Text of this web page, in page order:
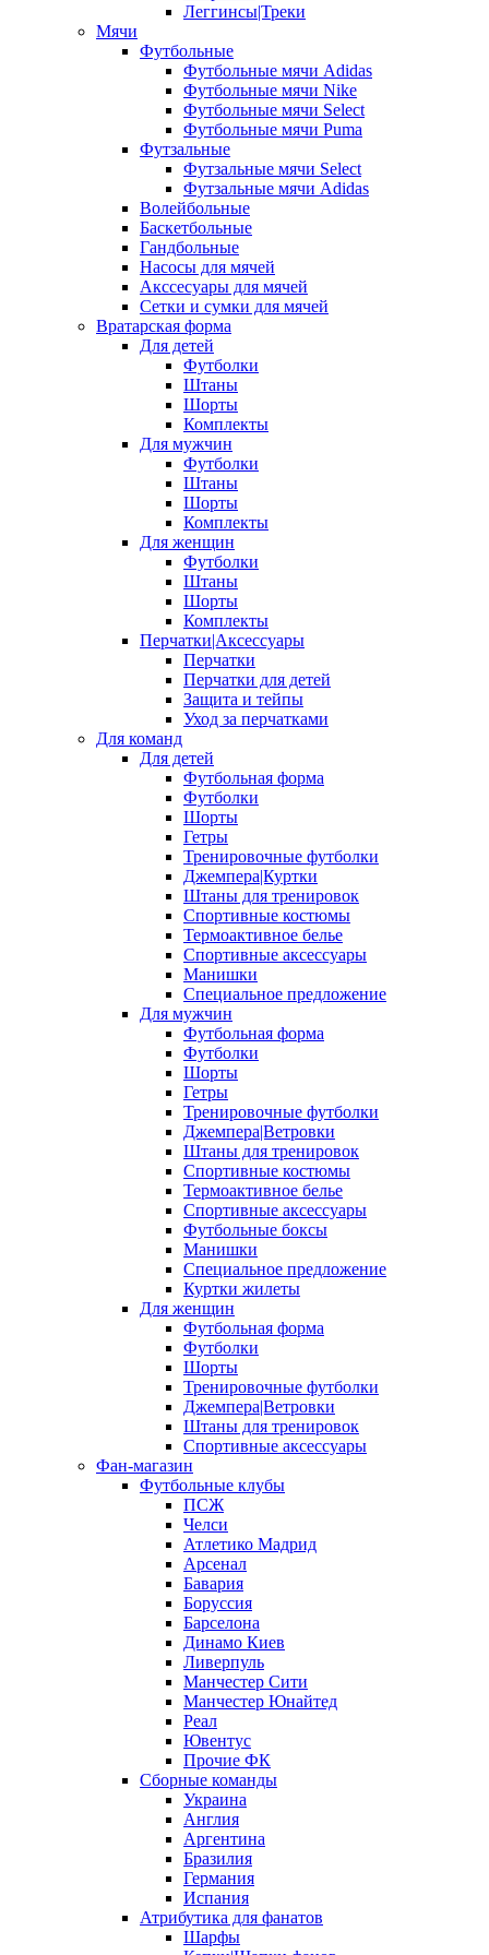
Леггинсы|Треки
Мячи
Футбольные
Футбольные мячи Adidas
Футбольные мячи Nike
Футбольные мячи Select
Футбольные мячи Puma
Футзальные
Футзальные мячи Select
Футзальные мячи Adidas
Волейбольные
Баскетбольные
Гандбольные
Насосы для мячей
Акссесуары для мячей
Сетки и сумки для мячей
Вратарская форма
Для детей
Футболки
Штаны
Шорты
Комплекты
Для мужчин
Футболки
Штаны
Шорты
Комплекты
Для женщин
Футболки
Штаны
Шорты
Комплекты
Перчатки|Аксессуары
Перчатки
Перчатки для детей
Защита и тейпы
Уход за перчатками
Для команд
Для детей
Футбольная форма
Футболки
Шорты
Гетры
Тренировочные футболки
Джемпера|Куртки
Штаны для тренировок
Спортивные костюмы
Термоактивное белье
Спортивные аксессуары
Манишки
Специальное предложение
Для мужчин
Футбольная форма
Футболки
Шорты
Гетры
Тренировочные футболки
Джемпера|Ветровки
Штаны для тренировок
Спортивные костюмы
Термоактивное белье
Спортивные аксессуары
Футбольные боксы
Манишки
Специальное предложение
Куртки жилеты
Для женщин
Футбольная форма
Футболки
Шорты
Тренировочные футболки
Джемпера|Ветровки
Штаны для тренировок
Спортивные аксессуары
Фан-магазин
Футбольные клубы
ПСЖ
Челси
Атлетико Мадрид
Арсенал
Бавария
Боруссия
Барселона
Динамо Киев
Ливерпуль
Манчестер Сити
Манчестер Юнайтед
Реал
Ювентус
Прочие ФК
Сборные команды
Украина
Англия
Аргентина
Бразилия
Германия
Испания
Атрибутика для фанатов
Шарфы